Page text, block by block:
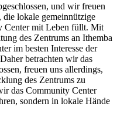
und wir freuen
die lokale gemeinnützige
Center mit Leben füllt. Mit
des Zentrums an Ithemba
im besten Interesse der
betrachten wir das
freuen uns allerdings,
des Zentrums zu
das Community Center
sondern in lokale Hände